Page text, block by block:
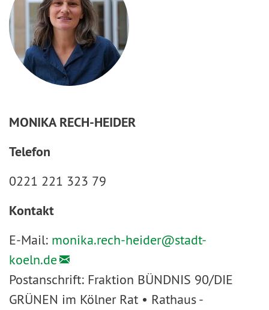
MONIKA RECH-HEIDER
Telefon
0221 221 323 79
Kontakt
E-Mail: monika.rech-heider@stadt-
koeln.de
Postanschrift: Fraktion BÜNDNIS 90/DIE
GRÜNEN im Kölner Rat • Rathaus -